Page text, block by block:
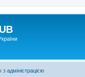
з адміністрацією